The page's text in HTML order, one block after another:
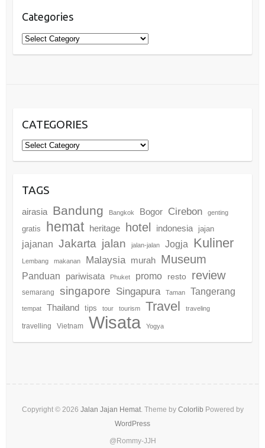
Categories
Categories
CATEGORIES
Categories
TAGS
airasia Bandung Bangkok Bogor Cirebon genting
gratis hemat heritage hotel indonesia jajan
jajanan Jakarta jalan jalan-jalan Jogja Kuliner
Lembang makanan Malaysia murah Museum
Panduan pariwisata Phuket promo resto review
semarang singapore Singapura Taman Tangerang
tempat Thailand tips tour tourism Travel traveling
travelling Vietnam Wisata Yogya
Copyright © 2026 Jalan Jajan Hemat. Theme by Colorlib Powered by
WordPress
@Rommy-JJH